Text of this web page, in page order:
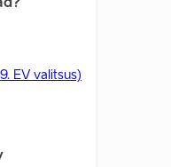
EV valitsus)